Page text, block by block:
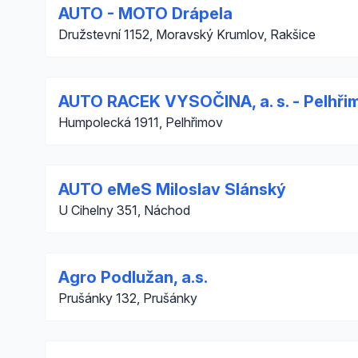
AUTO - MOTO Drápela
Družstevní 1152, Moravský Krumlov, Rakšice
AUTO RACEK VYSOČINA, a. s. -
Humpolecká 1911, Pelhřimov
AUTO eMeS Miloslav Slánský
U Cihelny 351, Náchod
Agro Podlužan, a.s.
Prušánky 132, Prušánky